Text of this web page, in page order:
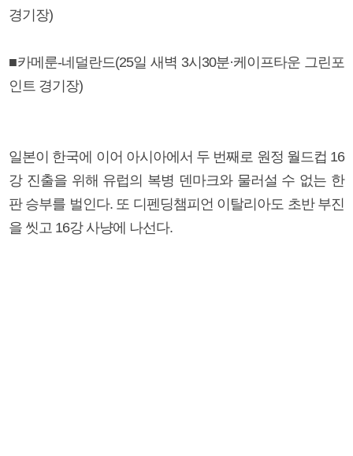
경기장)
■카메룬-네덜란드(25일 새벽 3시30분·케이프타운 그린포
인트 경기장)
일본이 한국에 이어 아시아에서 두 번째로 원정 월드컵 16
강 진출을 위해 유럽의 복병 덴마크와 물러설 수 없는 한
판 승부를 벌인다. 또 디펜딩챔피언 이탈리아도 초반 부진
을 씻고 16강 사냥에 나선다.